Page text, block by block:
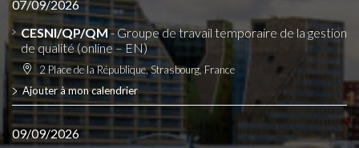
07/09/2026
CESNI/QP/QM- Groupe de travail temporaire de la gestion
de qualité (online – EN)
2 Place de la République, Strasbourg, France
Ajouter à mon calendrier
09/09/2026